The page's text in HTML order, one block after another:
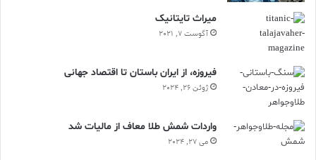
ميراث تايتانيک
آگوست 7, 2021
فیروزه، از ایران باستان تا اقتصاد جهانی
ژوئن 26, 2024
واردات شمش طلا معاف از مالیات شد
می 27, 2024